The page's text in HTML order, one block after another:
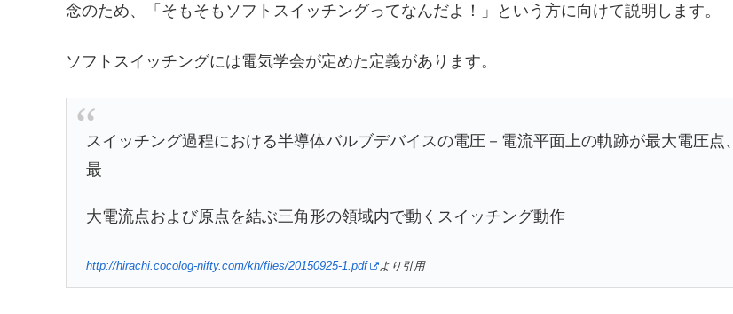
念のため、「そもそもソフトスイッチングってなんだよ！」という方に向けて説明します。
ソフトスイッチングには電気学会が定めた定義があります。
スイッチング過程における半導体バルブデバイスの電圧－電流平面上の軌跡が最大電圧点、
最
大電流点および原点を結ぶ三角形の領域内で動くスイッチング動作
http://hirachi.cocolog-nifty.com/kh/files/20150925-1.pdf より引用